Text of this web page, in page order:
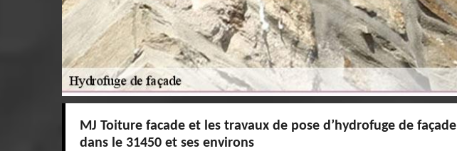
MJ Toiture facade et les travaux de pose d’hydrofuge de façade
dans le 31450 et ses environs